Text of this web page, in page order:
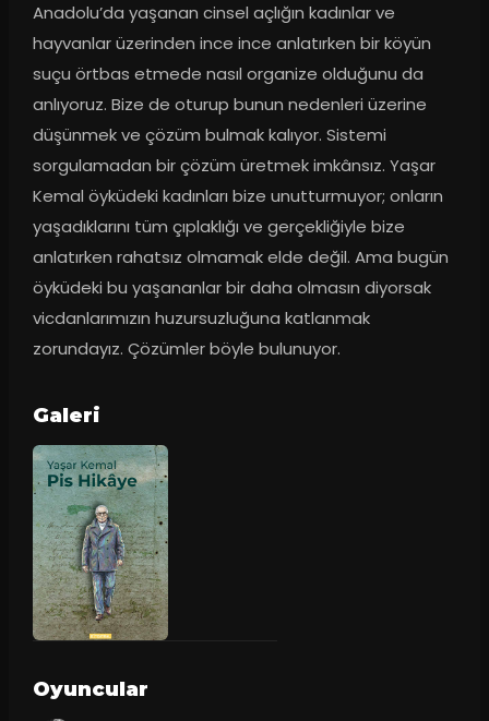
Anadolu’da yaşanan cinsel açlığın kadınlar ve
hayvanlar üzerinden ince ince anlatırken bir köyün
suçu örtbas etmede nasıl organize olduğunu da
anlıyoruz. Bize de oturup bunun nedenleri üzerine
düşünmek ve çözüm bulmak kalıyor. Sistemi
sorgulamadan bir çözüm üretmek imkânsız. Yaşar
Kemal öyküdeki kadınları bize unutturmuyor; onların
yaşadıklarını tüm çıplaklığı ve gerçekliğiyle bize
anlatırken rahatsız olmamak elde değil. Ama bugün
öyküdeki bu yaşananlar bir daha olmasın diyorsak
vicdanlarımızın huzursuzluğuna katlanmak
zorundayız. Çözümler böyle bulunuyor.
Galeri
Oyuncular